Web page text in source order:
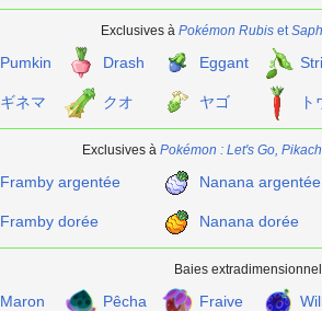
Exclusives à Pokémon Rubis et
Pumkin Drash Eggant
ギネマ クオ ヤゴ ト
Exclusives à Pokémon : Let's Go,
Framby argentée Nanana argentée
Framby dorée Nanana dorée
Baies
Maron Pêcha Fraive